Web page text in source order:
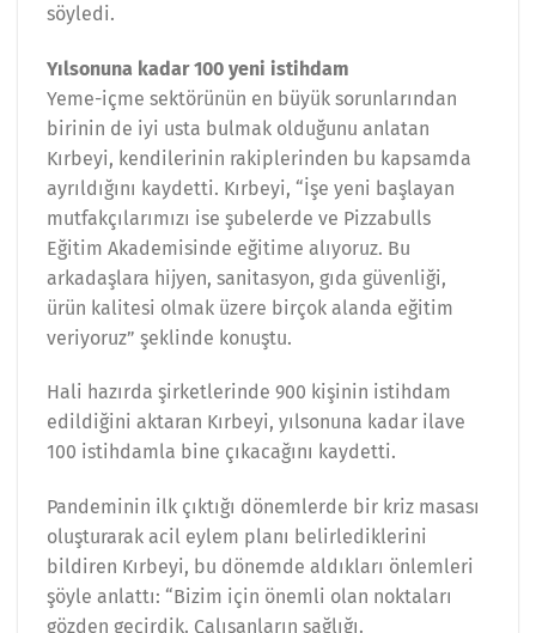
söyledi.
Yılsonuna kadar 100 yeni istihdam
Yeme-içme sektörünün en büyük sorunlarından
birinin de iyi usta bulmak olduğunu anlatan
Kırbeyi, kendilerinin rakiplerinden bu kapsamda
ayrıldığını kaydetti. Kırbeyi, “İşe yeni başlayan
mutfakçılarımızı ise şubelerde ve Pizzabulls
Eğitim Akademisinde eğitime alıyoruz. Bu
arkadaşlara hijyen, sanitasyon, gıda güvenliği,
ürün kalitesi olmak üzere birçok alanda eğitim
veriyoruz” şeklinde konuştu.
Hali hazırda şirketlerinde 900 kişinin istihdam
edildiğini aktaran Kırbeyi, yılsonuna kadar ilave
100 istihdamla bine çıkacağını kaydetti.
Pandeminin ilk çıktığı dönemlerde bir kriz masası
oluşturarak acil eylem planı belirlediklerini
bildiren Kırbeyi, bu dönemde aldıkları önlemleri
şöyle anlattı: “Bizim için önemli olan noktaları
gözden geçirdik. Çalışanların sağlığı.